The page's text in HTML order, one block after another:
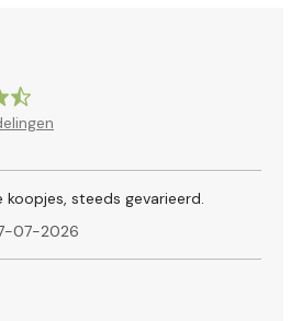
steeds gevarieerd.
07-2026